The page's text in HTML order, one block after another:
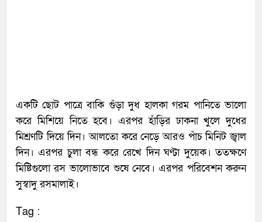
একটি ছোট পাত্রে বাকি গুঁড়া দুধ হালকা গরম পানিতে ভালো
করে মিশিয়ে নিতে হবে। এরপর হাঁড়ির ঢাকনা খুলে দুধের
মিশ্রণটি দিয়ে দিন। আলতো করে নেড়ে আরও পাঁচ মিনিট জ্বাল
দিন। এরপর চুলা বন্ধ করে রেখে দিন ঘণ্টা দুয়েক। ততক্ষণে
মিষ্টিগুলো রস ভালোভাবে শুষে নেবে। এরপর পরিবেশন করুন
সুস্বাদু রসমালাই।
Tag :